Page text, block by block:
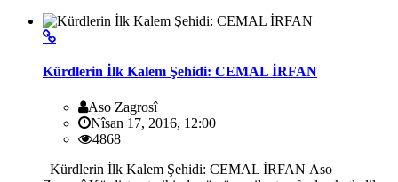
Kürdlerin İlk Kalem Şehidi: CEMAL İRFAN
Aso Zagrosî
Nîsan 17, 2016, 12:00
4868
Kürdlerin İlk Kalem Şehidi: CEMAL İRFAN Aso